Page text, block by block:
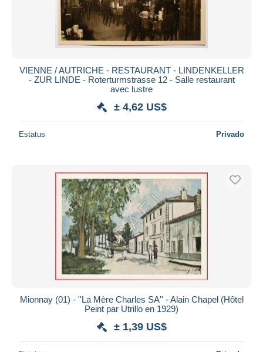
VIENNE / AUTRICHE - RESTAURANT - LINDENKELLER
- ZUR LINDE - Roterturmstrasse 12 - Salle restaurant
avec lustre
± 4,62 US$
Estatus Privado
Mionnay (01) - ''La Mère Charles SA'' - Alain Chapel (Hôtel
Peint par Utrillo en 1929)
± 1,39 US$